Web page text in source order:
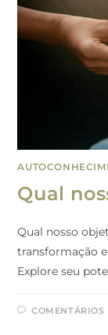
Qual
Qual nosso
transformação
Explore seu
COMENTÁRIOS